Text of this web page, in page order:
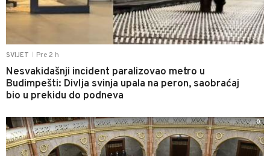
SVIJET Pre 2 h
Nesvakidašnji incident paralizovao metro u
Budimpešti: Divlja svinja upala na peron, saobraćaj
bio u prekidu do podneva
0